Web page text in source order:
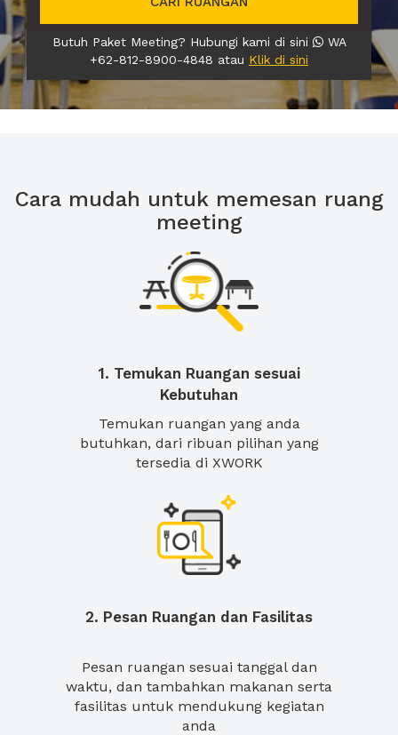
Butuh Paket Meeting? Hubungi kami di sini
WA
+62-812-8900-4848 atau Klik di sini
Cara mudah untuk memesan ruang
meeting
1. Temukan Ruangan sesuai
Kebutuhan
Temukan ruangan yang anda
butuhkan, dari ribuan pilihan yang
tersedia di XWORK
2. Pesan Ruangan dan Fasilitas
Pesan ruangan sesuai tanggal dan
waktu, dan tambahkan makanan serta
fasilitas untuk mendukung kegiatan
anda